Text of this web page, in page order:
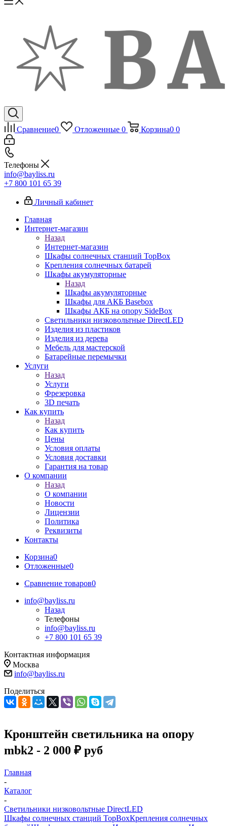
Сравнение0 Отложенные 0 Корзина0 0
Телефоны
info@bayliss.ru
+7 800 101 65 39
Личный кабинет
Главная
Интернет-магазин
Назад
Интернет-магазин
Шкафы солнечных станций TopBox
Крепления солнечных батарей
Шкафы акумуляторные
Назад
Шкафы акумуляторные
Шкафы для АКБ Basebox
Шкафы АКБ на опору SideBox
Светильники низковольтные DirectLED
Изделия из пластиков
Изделия из дерева
Мебель для мастерской
Батарейные перемычки
Услуги
Назад
Услуги
Фрезеровка
3D печать
Как купить
Назад
Как купить
Цены
Условия оплаты
Условия доставки
Гарантия на товар
О компании
Назад
О компании
Новости
Лицензии
Политика
Реквизиты
Контакты
Корзина0
Отложенные0
Сравнение товаров0
info@bayliss.ru
Назад
Телефоны
info@bayliss.ru
+7 800 101 65 39
Контактная информация
Москва
info@bayliss.ru
Поделиться
Кронштейн светильника на опору
mbk2 - 2 000 ₽ руб
Главная
-
Каталог
-
Светильники низковольтные DirectLED
Шкафы солнечных станций TopBoxКрепления солнечных